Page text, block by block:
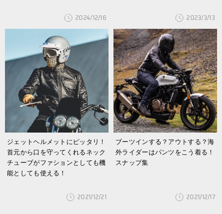
2024/12/16 2023/3/13
ジェットヘルメットにピッタリ！
首元から口を守ってくれるネック
チューブがファションとしても機
能としても使える！
2021/12/21
ブーツインする？アウトする？海
外ライダーはパンツをこう着る！
スナップ集
2021/12/17